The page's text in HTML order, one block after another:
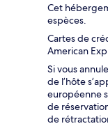
Cet
espèces.
Cartes de
American
Si vous
de l’hôte
européenne
de
de